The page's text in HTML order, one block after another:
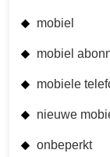
mobiel
mobiel
mobiele
nieuwe
onbeperkt